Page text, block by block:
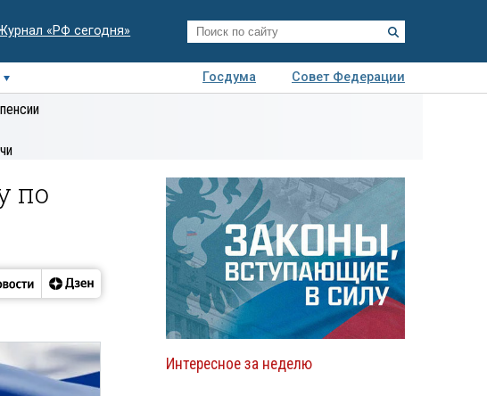
«РФ сегодня»
Госдума
Совет Федерации
Деловая
по
Интересное за неделю